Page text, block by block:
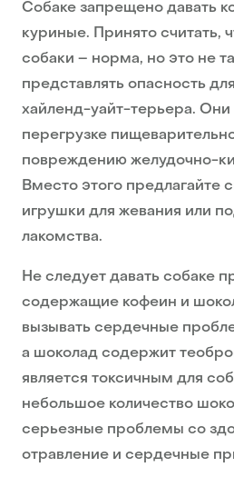
Собаке запрещено давать
куриные. Принято считать,
собаки – норма, но это не
представлять опасность
хайленд-уайт-терьера. Они
перегрузке
повреждению желудочно-
Вместо этого предлагайте
игрушки для жевания или
лакомства.
Не следует давать собаке
содержащие кофеин и
вызывать сердечные
а шоколад содержит
является токсичным для
небольшое количество
серьезные проблемы со
отравление и сердечные